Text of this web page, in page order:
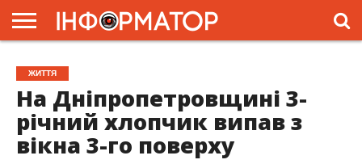
ГОЛОВНА
ЖИТТЯ
ВЛАДА
ГРОШІ
ТРЕШ
ПРЕС-
РЕЛІЗИ
РЕКЛАМА
ПРОЕКТИ
ЖИТТЯ
На Дніпропетровщині 3-
річний хлопчик випав з
вікна 3-го поверху